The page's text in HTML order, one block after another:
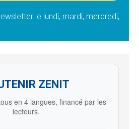
le lundi, mardi, mercredi,
ZENIT
en 4 langues, financé par les
lecteurs.